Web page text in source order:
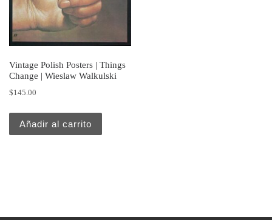
Vintage Polish Posters | Things
Change | Wieslaw Walkulski
$145.00
Añadir al carrito